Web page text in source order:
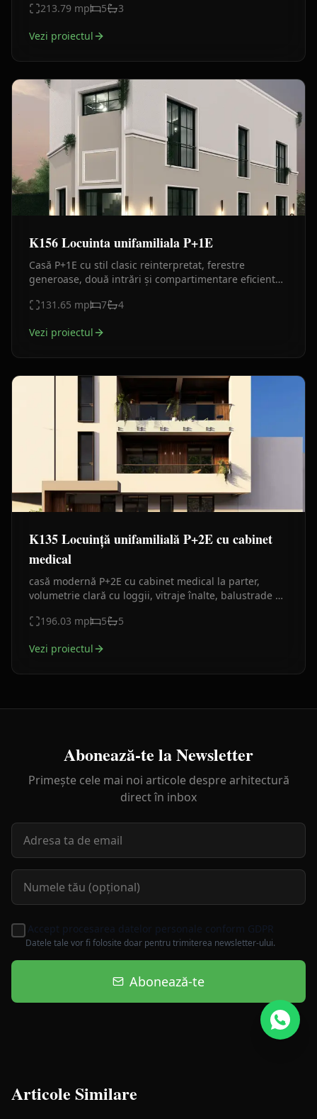
premium.
213.79 mp 5 3
Vezi proiectul
K156 Locuinta unifamiliala P+1E
Casă P+1E cu stil clasic reinterpretat, ferestre
generoase, două intrări și compartimentare eficientă.
131.65 mp 7 4
Vezi proiectul
K135 Locuință unifamilială P+2E cu cabinet
medical
casă modernă P+2E cu cabinet medical la parter,
volumetrie clară cu loggii, vitraje înalte, balustrade de
196.03 mp 5 5
Vezi proiectul
Abonează-te la Newsletter
Primește cele mai noi articole despre arhitectură
direct în inbox
Accept procesarea datelor personale conform GDPR
Datele tale vor fi folosite doar pentru trimiterea newsletter-ului.
Abonează-te
Articole Similare